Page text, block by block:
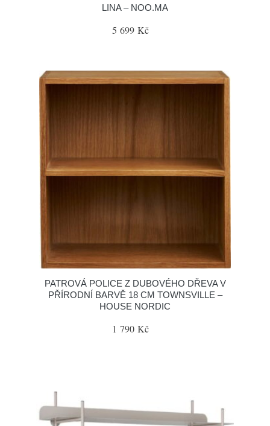
LINA – NOO.MA
5 699 Kč
PATROVÁ POLICE Z DUBOVÉHO DŘEVA V
PŘÍRODNÍ BARVĚ 18 CM TOWNSVILLE –
HOUSE NORDIC
1 790 Kč